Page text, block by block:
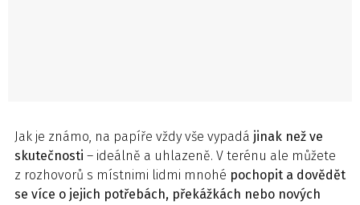
Jak je známo, na papíře vždy vše vypadá jinak než ve
skutečnosti – ideálně a uhlazeně. V terénu ale můžete
z rozhovorů s místnimi lidmi mnohé pochopit a dovědět
se více o jejich potřebách, překážkách nebo nových